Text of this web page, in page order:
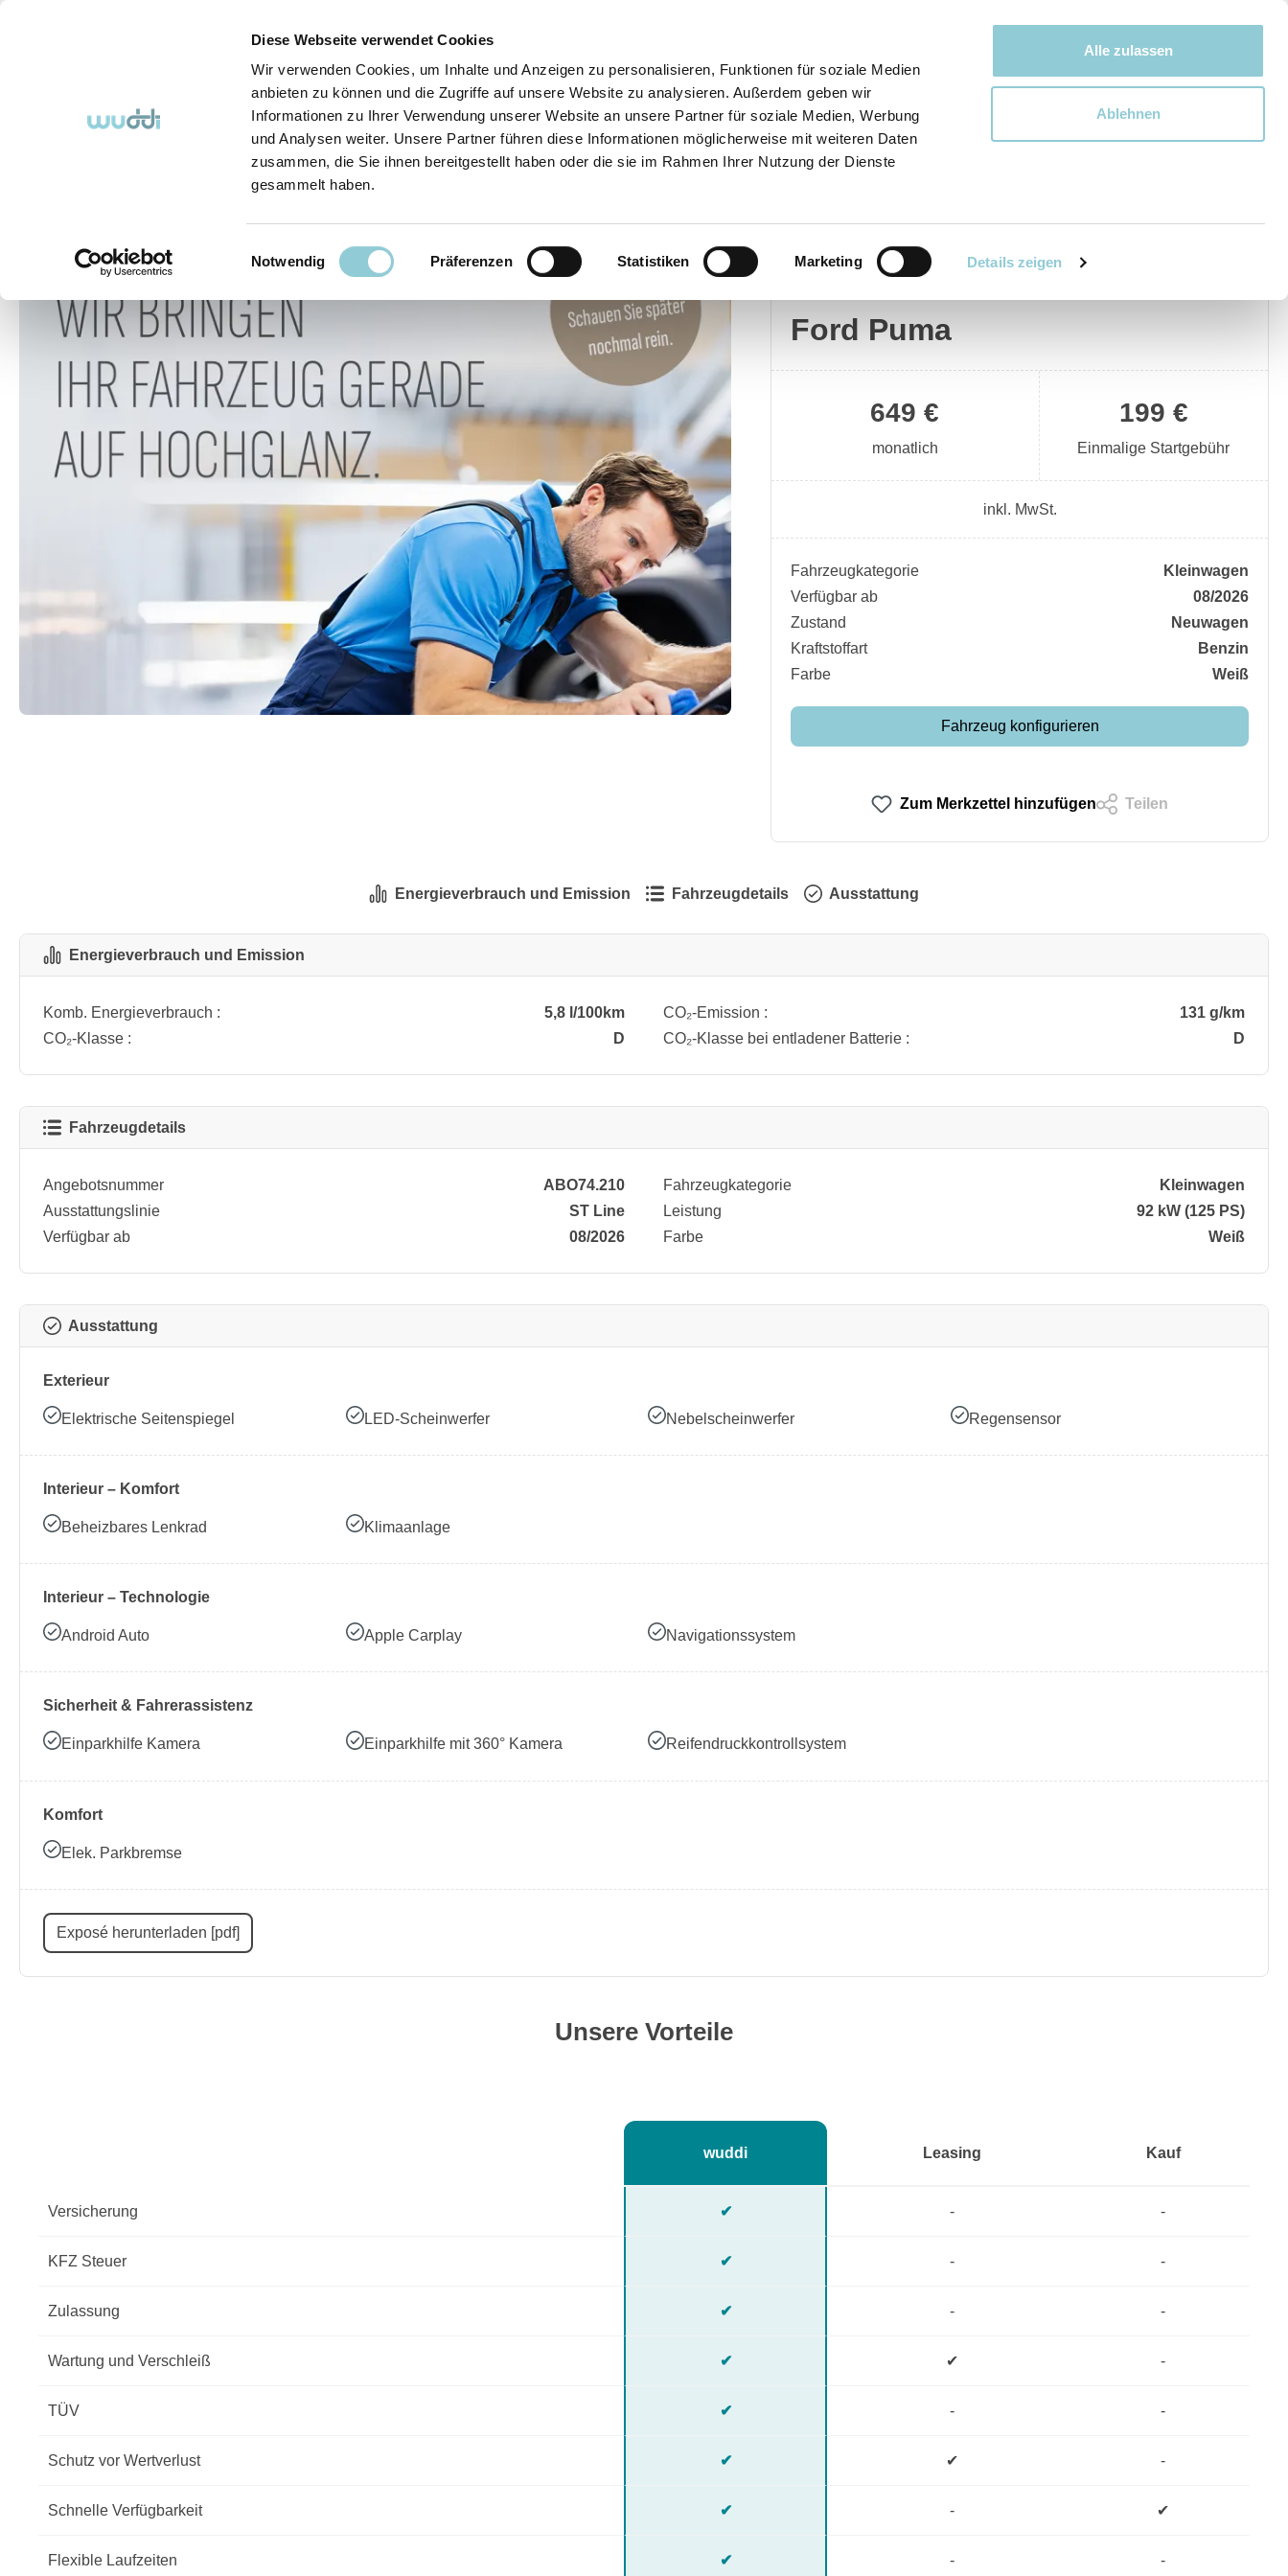
Diese Webseite verwendet Cookies
Wir verwenden Cookies, um Inhalte und Anzeigen zu personalisieren, Funktionen für soziale Medien
anbieten zu können und die Zugriffe auf unsere Website zu analysieren. Außerdem geben wir
Informationen zu Ihrer Verwendung unserer Website an unsere Partner für soziale Medien, Werbung
und Analysen weiter. Unsere Partner führen diese Informationen möglicherweise mit weiteren Daten
zusammen, die Sie ihnen bereitgestellt haben oder die sie im Rahmen Ihrer Nutzung der Dienste
gesammelt haben.
Einwilligungsauswahl
Notwendig Präferenzen Statistiken Marketing Details zeigen
Alle zulassen
Ablehnen
Bewegen bewegt uns!
Abo-Fahrzeuge So funktioniert's (FAQ) Über Uns Kontakt
Bildergalerie überspringen
Ford Puma
199 €
Einmalige Startgebühr
649 €
monatlich
inkl. MwSt.
Fahrzeugkategorie
Kleinwagen
Verfügbar ab
08/2026
Zustand
Neuwagen
Kraftstoffart
Benzin
Farbe
Weiß
Fahrzeug konfigurieren
Zum Merkzettel hinzufügen Teilen
Energieverbrauch und Emission Fahrzeugdetails Ausstattung
Energieverbrauch und Emission
Komb. Energieverbrauch : 5,8 l/100km CO₂-Emission :
131 g/km
CO₂-Klasse :
D CO₂-Klasse bei entladener Batterie : D
Fahrzeugdetails
Angebotsnummer
ABO74.210
Ausstattungslinie
ST Line
Verfügbar ab
08/2026
Fahrzeugkategorie
Kleinwagen
Leistung
92 kW (125 PS)
Farbe
Weiß
Ausstattung
Exterieur
Elektrische Seitenspiegel LED-Scheinwerfer Nebelscheinwerfer Regensensor
Interieur – Komfort
Beheizbares Lenkrad Klimaanlage
Interieur – Technologie
Android Auto Apple Carplay Navigationssystem
Sicherheit & Fahrerassistenz
Einparkhilfe Kamera Einparkhilfe mit 360° Kamera Reifendruckkontrollsystem
Komfort
Elek. Parkbremse
Exposé herunterladen [pdf]
Unsere Vorteile
wuddi Leasing Kauf
Versicherung ✔ - -
KFZ Steuer ✔ - -
Zulassung ✔ - -
Wartung und Verschleiß ✔ ✔ -
TÜV ✔ - -
Schutz vor Wertverlust ✔ ✔ -
Schnelle Verfügbarkeit ✔ - ✔
Flexible Laufzeiten ✔ - -